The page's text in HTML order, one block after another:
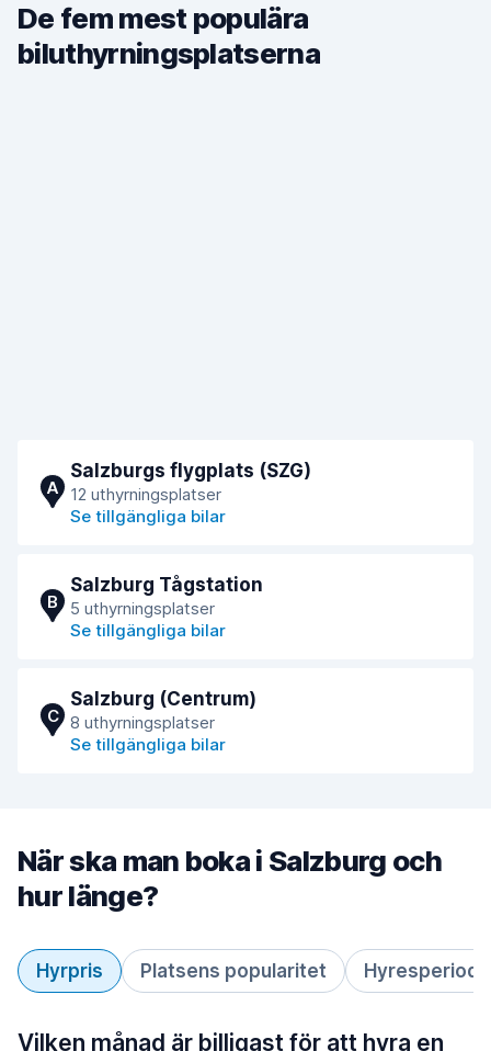
De fem mest populära
biluthyrningsplatserna
A
Salzburgs flygplats (SZG)
12 uthyrningsplatser
Se tillgängliga bilar
B
Salzburg Tågstation
5 uthyrningsplatser
Se tillgängliga bilar
C
Salzburg (Centrum)
8 uthyrningsplatser
Se tillgängliga bilar
När ska man boka i Salzburg och
hur länge?
Hyrpris Platsens popularitet Hyresperiod
Vilken månad är billigast för att hyra en